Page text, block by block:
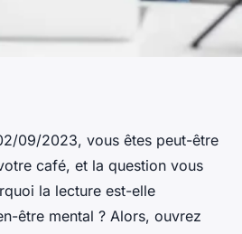
la lecture sur
min de lecture
09/2023, vous êtes peut-être
café, et la question vous
la lecture est-elle
être mental ? Alors, ouvrez